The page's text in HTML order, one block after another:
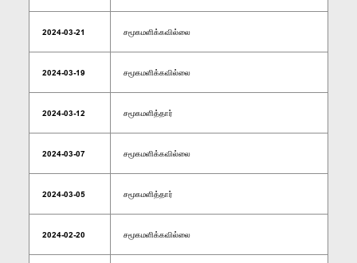
2024-03-21 சமூகமளிக்கவில்லை
2024-03-19 சமூகமளிக்கவில்லை
2024-03-12 சமூகமளித்தார்
2024-03-07 சமூகமளிக்கவில்லை
2024-03-05 சமூகமளித்தார்
2024-02-20 சமூகமளிக்கவில்லை